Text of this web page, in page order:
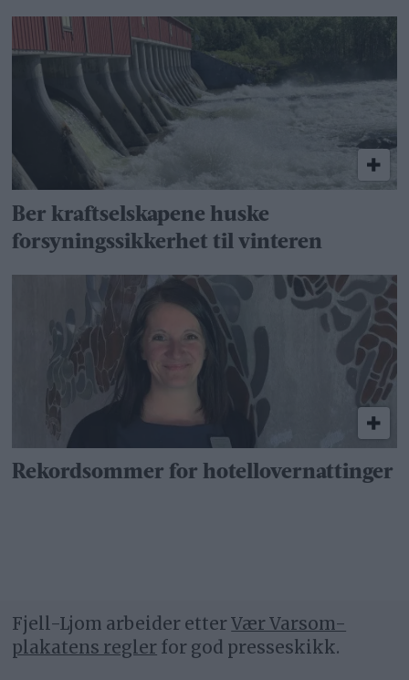
Ber kraftselskapene huske
forsyningssikkerhet til vinteren
Rekordsommer for hotellovernattinger
Fjell-Ljom arbeider etterVær Varsom-
plakatens regler for god presseskikk.